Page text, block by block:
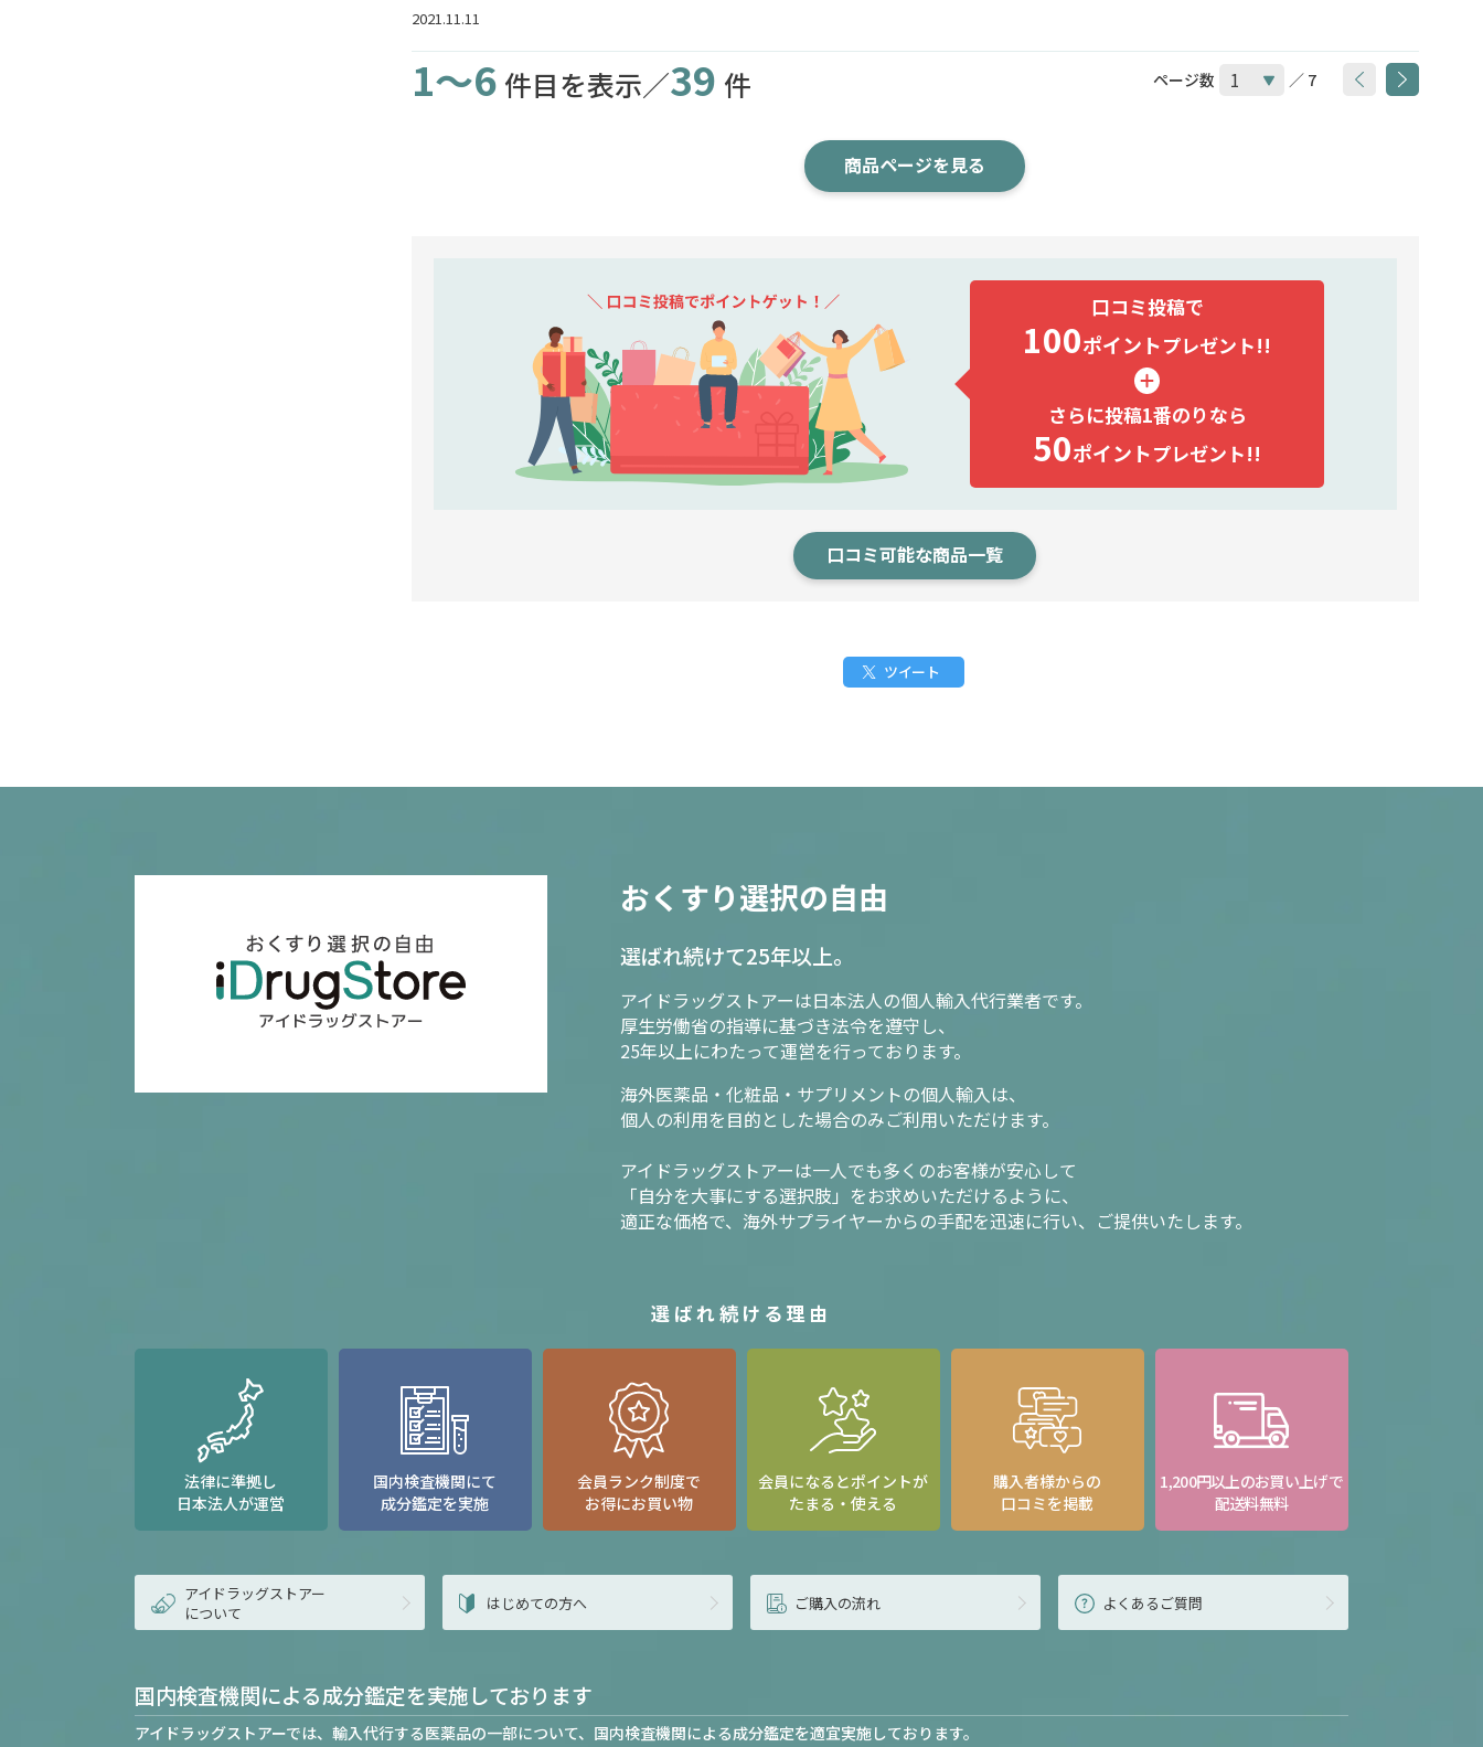
2021.11.11
1～6 件目を表示／39 件 ページ数 ／ 7
商品ページを見る
口コミ投稿で
100ポイントプレゼント!!
さらに投稿1番のりなら
50ポイントプレゼント!!
口コミ可能な商品一覧
ツイート
おくすり選択の自由
選ばれ続けて25年以上。
アイドラッグストアーは日本法人の個人輸入代行業者です。
厚生労働省の指導に基づき法令を遵守し、
25年以上にわたって運営を行っております。
海外医薬品・化粧品・サプリメントの個人輸入は、
個人の利用を目的とした場合のみご利用いただけます。
アイドラッグストアーは一人でも多くのお客様が安心して
「自分を大事にする選択肢」をお求めいただけるように、
適正な価格で、海外サプライヤーからの手配を迅速に行い、ご提供いたします。
選ばれ続ける理由
法律に準拠し
日本法人が運営
国内検査機関にて
成分鑑定を実施
会員ランク制度で
お得にお買い物
会員になるとポイントが
たまる・使える
購入者様からの
口コミを掲載
1,200円以上のお買い上げで
配送料無料
アイドラッグストアー
について
はじめての方へ ご購入の流れ よくあるご質問
国内検査機関による成分鑑定を実施しております
アイドラッグストアーでは、輸入代行する医薬品の一部について、国内検査機関による成分鑑定を適宜実施しております。